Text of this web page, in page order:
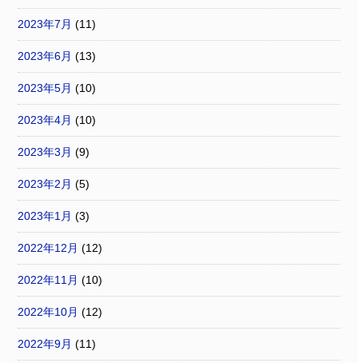
2023年7月 (11)
2023年6月 (13)
2023年5月 (10)
2023年4月 (10)
2023年3月 (9)
2023年2月 (5)
2023年1月 (3)
2022年12月 (12)
2022年11月 (10)
2022年10月 (12)
2022年9月 (11)